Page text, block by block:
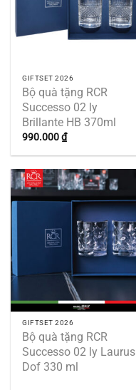
GIFTSET 2026
Bộ quà tặng RCR
Successo 02 ly
Brillante HB 370ml
990.000₫
GIFTSET 2026
Bộ quà tặng RCR
Successo 02 ly Laurus
Dof 330 ml